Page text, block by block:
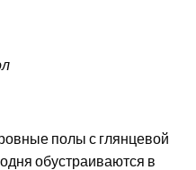
полы с глянцевой
обустраиваются в